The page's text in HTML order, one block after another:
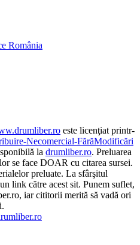
România
este licenţiat printr-
Necomercial-FărăModificări
la drumliber.ro. Preluarea
se face DOAR cu citarea sursei.
preluate. La sfârşitul
link către acest sit. Punem suflet,
iar cititorii merită să vadă ori